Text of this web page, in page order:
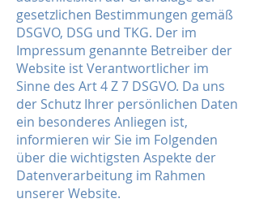
gesetzlichen Bestimmungen gemäß
DSGVO, DSG und TKG. Der im
Impressum genannte Betreiber der
Website ist Verantwortlicher im
Sinne des Art 4 Z 7 DSGVO. Da uns
der Schutz Ihrer persönlichen Daten
ein besonderes Anliegen ist,
informieren wir Sie im Folgenden
über die wichtigsten Aspekte der
Datenverarbeitung im Rahmen
unserer Website.